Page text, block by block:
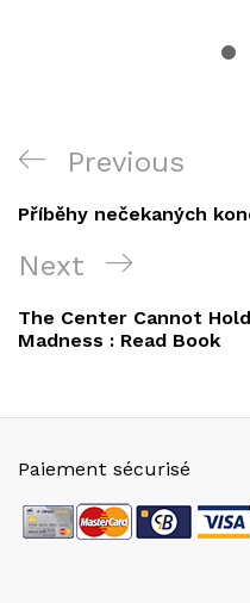
Navigation
de
l’article
Previous
Post
Previous
Příběhy nečekaných
Next
Post
Next
The Center Cannot
Madness : Read Book
Paiement sécurisé